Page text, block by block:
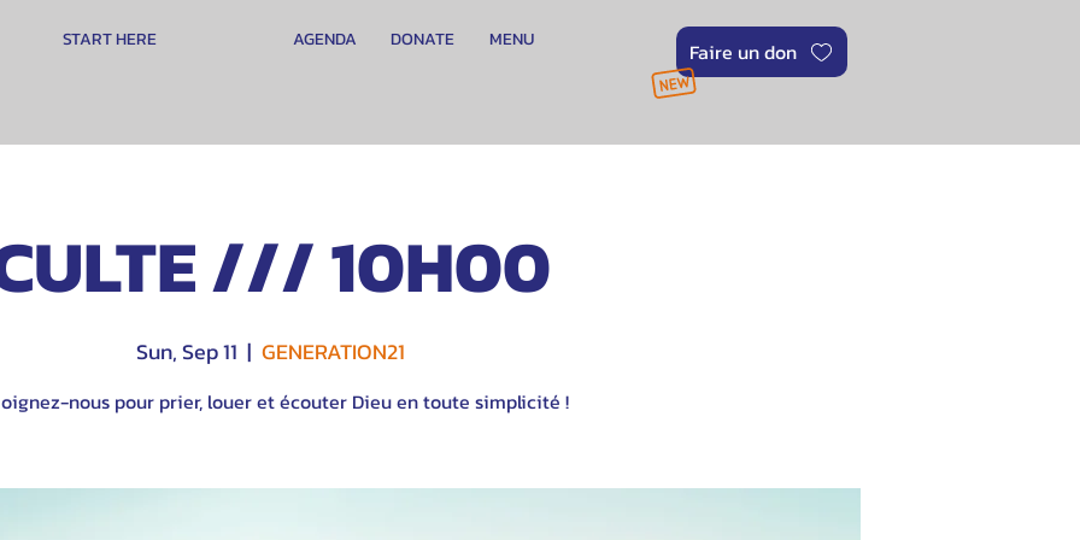
START HERE DONATE MENU
AGENDA Faire un don
/// 10H00
Sun, Sep 11
  |
GENERATION21
nous pour prier, louer et écouter Dieu en toute simplicité !